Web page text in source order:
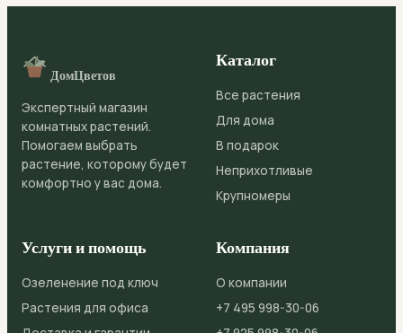
ДомЦветов
Экспертный магазин
комнатных растений.
Помогаем выбрать
растение, которому будет
комфортно у вас дома.
Каталог
Все растения
Для дома
В подарок
Неприхотливые
Крупномеры
Услуги и помощь
Озеленение под ключ
Растения для офиса
Компания
О компании
+7 495 998-30-06